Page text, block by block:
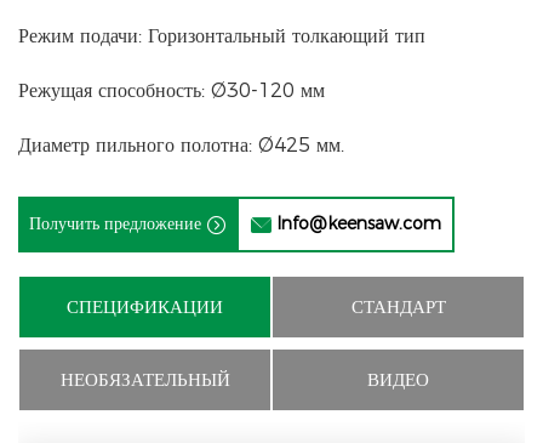
Режим подачи: Горизонтальный толкающий тип
Режущая способность: Ø30-120 мм
Диаметр пильного полотна: Ø425 мм.
Получить предложение   Info@keensaw.com
СПЕЦИФИКАЦИИ СТАНДАРТ
НЕОБЯЗАТЕЛЬНЫЙ ВИДЕО